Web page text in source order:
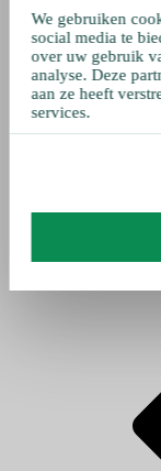
We gebruiken
social media te
over uw gebruik
analyse. Deze
aan ze heeft
services.